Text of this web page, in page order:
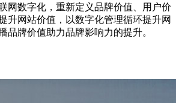
网数字化，重新定义品牌价值、用户价
升网站价值，以数字化管理循环提升网
品牌价值助力品牌影响力的提升。